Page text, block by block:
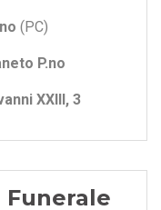
(PC)
P.no
XXIII, 3
Funerale